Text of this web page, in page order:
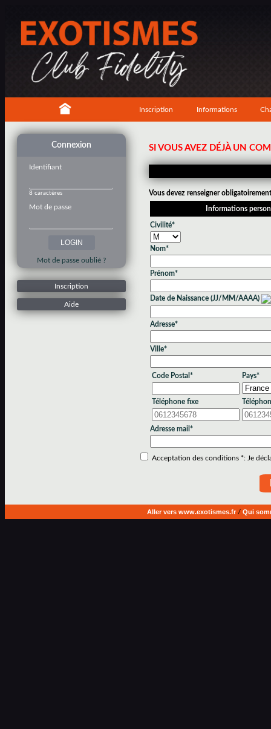
Inscription Informations
Connexion
Identifiant
8 caractères
Mot de passe
Mot de passe oublié ?
Inscription
Aide
SI VOUS AVEZ DÉJÀ UN
Vous devez renseigner
Informations
Civilité*
Nom*
Prénom*
Date de Naissance (JJ/MM/AAAA)
Adresse*
Ville*
Code Postal* Pays*
Téléphone fixe
Adresse mail*
Acceptation des conditions *: Je
Aller vers www.exotismes.fr/ Qui